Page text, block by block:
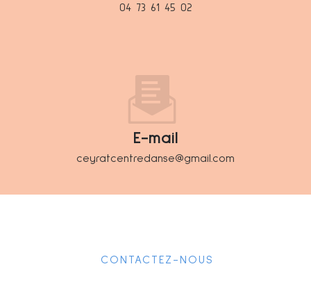
04 73 61 45 02
E-mail
ceyratcentredanse@gmail.com
CONTACTEZ-NOUS